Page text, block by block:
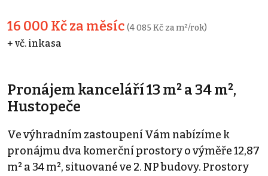
16 000 Kč za měsíc (4 085 Kč za m²/rok)
+ vč. inkasa
Pronájem kanceláří 13 m² a 34 m²,
Hustopeče
Ve výhradním zastoupení Vám nabízíme k
pronájmu dva komerční prostory o výměře 12,87
m² a 34 m², situované ve 2. NP budovy. Prostory